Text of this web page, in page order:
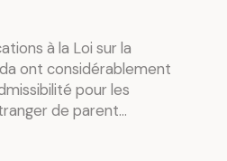
à la Loi sur la
ont considérablement
pour les
de parent...